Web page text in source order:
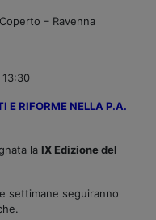
– Ravenna
E RIFORME NELLA P.A.
la IX Edizione del
settimane seguiranno